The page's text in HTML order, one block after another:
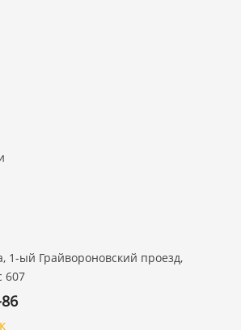
1-ый Грайвороновский проезд,
607